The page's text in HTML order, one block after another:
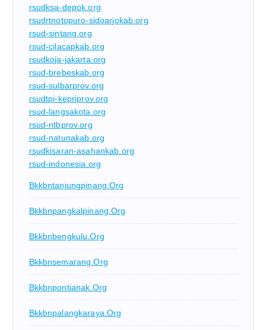
rsudksa-depok.org
rsudrtnotopuro-sidoarjokab.org
rsud-sintang.org
rsud-cilacapkab.org
rsudkoja-jakarta.org
rsud-brebeskab.org
rsud-sulbarprov.org
rsudtpi-kepriprov.org
rsud-langsakota.org
rsud-ntbprov.org
rsud-natunakab.org
rsudkisaran-asahankab.org
rsud-indonesia.org
Bkkbntanjungpinang.org
Bkkbnpangkalpinang.org
Bkkbnbengkulu.org
Bkkbnsemarang.org
Bkkbnpontianak.org
Bkkbnpalangkaraya.org